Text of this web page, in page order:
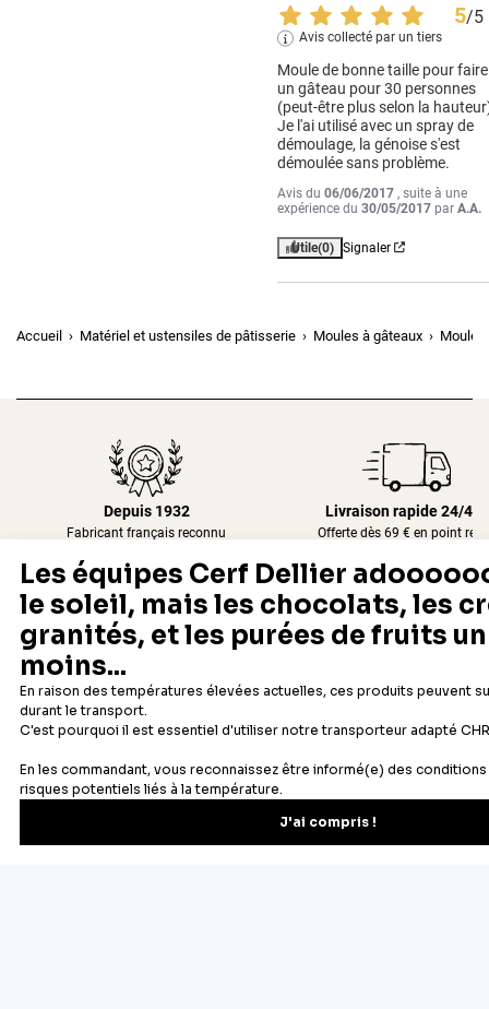
5/5
Avis collecté par un tiers
Moule de bonne taille pour faire
un gâteau pour 30 personnes
(peut-être plus selon la
Je l'ai utilisé avec un spray de
démoulage, la génoise s'est
démoulée sans problème.
Avis du06/06/2017 , suite à une
expérience du30/05/2017 parA.A.
Utile(0) Signaler
Accueil Matériel et ustensiles de pâtisserie Moules à gâteaux
Depuis 1932
Fabricant français reconnu
Livraison rapide 24/48h
Offerte dès 69 € en point
Newsletter
Recevez les recettes, astuces et offres spéciales.
S'inscrire